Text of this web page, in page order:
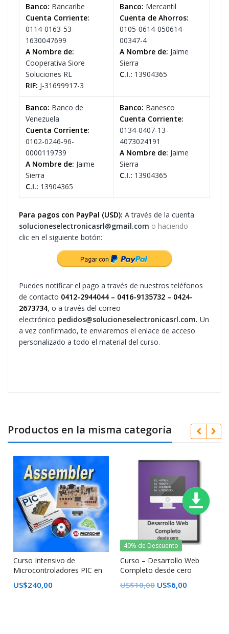
Banco: Bancaribe
Cuenta Corriente:
0114-0163-53-
1630047699
A Nombre de:
Cooperativa Siore
Soluciones RL
RIF: J-31699917-3
Banco: Mercantil
Cuenta de Ahorros:
0105-0614-050614-
00347-4
A Nombre de: Jaime
Sierra
C.I.: 13904365
Banco: Banco de
Venezuela
Cuenta Corriente:
0102-0246-96-
0000119739
A Nombre de: Jaime
Sierra
C.I.: 13904365
Banco: Banesco
Cuenta Corriente:
0134-0407-13-
4073024191
A Nombre de: Jaime
Sierra
C.I.: 13904365
Para pagos con PayPal (USD): A través de la cuenta
solucioneselectronicasrl@gmail.com o haciendo
clic en el siguiente botón:
Puedes notificar el pago a través de nuestros teléfonos
de contacto 0412-2944044 – 0416-9135732 – 0424-
2673734, o a través del correo
electrónico pedidos@solucioneselectronicasrl.com. Un
a vez confirmado, te enviaremos el enlace de acceso
personalizado a todo el material del curso.
Productos en la misma categoría
Curso Intensivo de
Microcontroladores PIC en
Assembler
US$240,00
40% de Descuento
Curso – Desarrollo Web
Completo desde cero
US$10,00 US$6,00